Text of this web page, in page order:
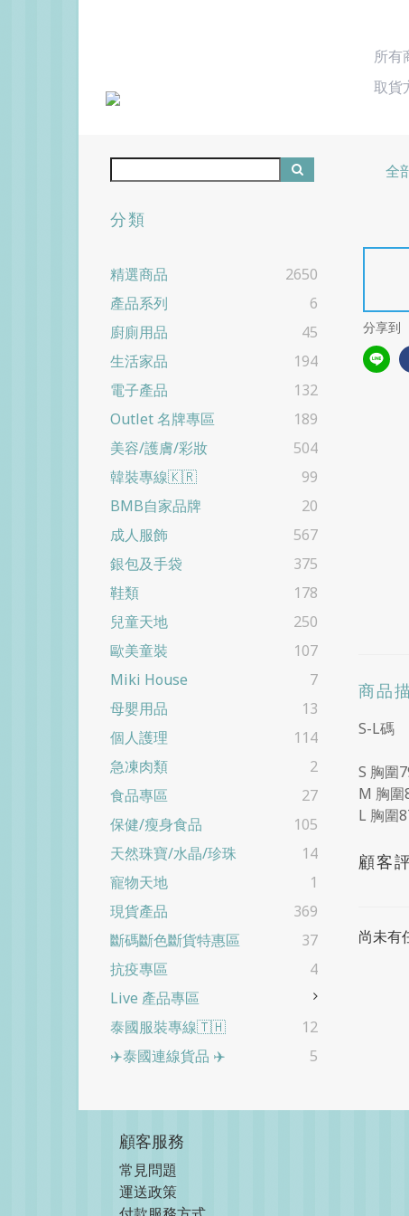
所有
取貨
分類
精選商品
2650
產品系列
6
廚廁用品
45
生活家品
194
電子產品
132
Outlet 名牌專區
189
美容/護膚/彩妝
504
韓裝專線🇰🇷
99
BMB自家品牌
20
成人服飾
567
銀包及手袋
375
鞋類
178
兒童天地
250
歐美童裝
107
Miki House
7
母嬰用品
13
個人護理
114
急凍肉類
2
食品專區
27
保健/瘦身食品
105
天然珠寶/水晶/珍珠
14
寵物天地
1
現貨產品
369
斷碼斷色斷貨特惠區
37
抗疫專區
4
Live 產品專區
泰國服裝專線🇹🇭
12
✈️泰國連線貨品 ✈️
5
全
分享到
商品
S-L碼
S 胸圍
M 胸圍
L 胸圍
顧客
尚未有
顧客服務
常見問題
運送政策